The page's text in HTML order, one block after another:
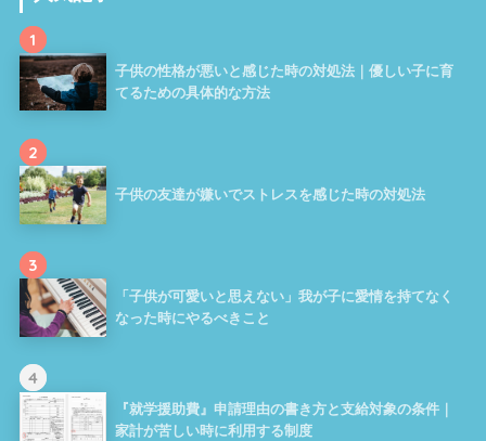
1
子供の性格が悪いと感じた時の対処法｜優しい子に育
てるための具体的な方法
2
子供の友達が嫌いでストレスを感じた時の対処法
3
「子供が可愛いと思えない」我が子に愛情を持てなく
なった時にやるべきこと
4
『就学援助費』申請理由の書き方と支給対象の条件｜
家計が苦しい時に利用する制度